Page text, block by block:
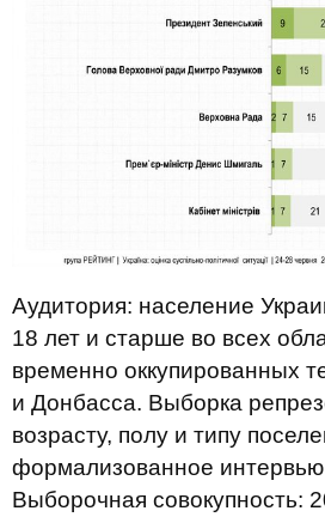
Аудитория: население
18 лет и старше во всех
временно оккупированных
и Донбасса. Выборка
возрасту, полу и типу
формализованное
Выборочная совокупность: